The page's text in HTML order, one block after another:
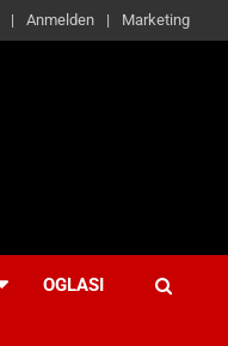
Anmelden Marketing
OGLASI